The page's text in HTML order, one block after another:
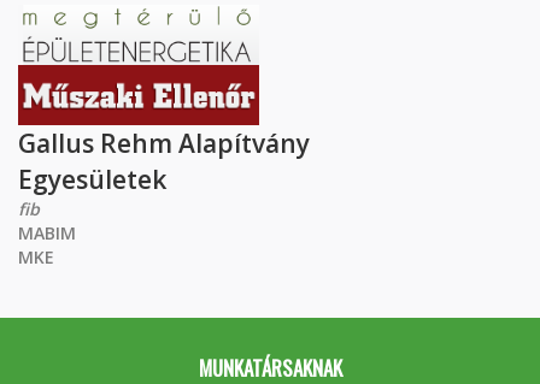
Gallus Rehm Alapítvány
Egyesületek
fib
MABIM
MKE
MUNKATÁRSAKNAK